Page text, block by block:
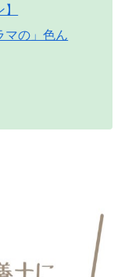
マの」色ん